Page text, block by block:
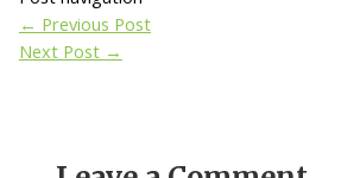
← Previous Post
Next Post →